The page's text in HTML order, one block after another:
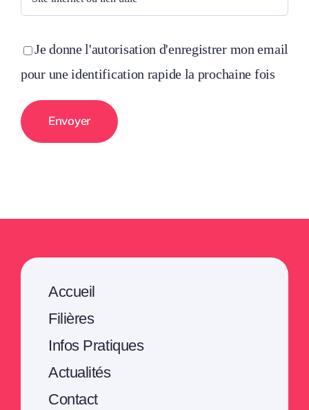
Je donne l'autorisation d'enregistrer mon email
pour une identification rapide la prochaine fois
Accueil
Filières
Infos Pratiques
Actualités
Contact